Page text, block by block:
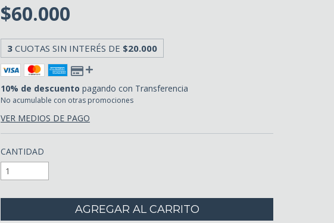
$60.000
3 CUOTAS SIN INTERÉS DE $20.000
10% de descuento pagando con Transferencia
No acumulable con otras promociones
VER MEDIOS DE PAGO
CANTIDAD